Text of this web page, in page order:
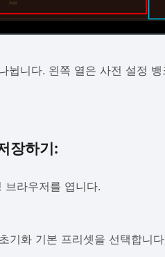
뉩니다. 왼쪽 열은 사전 설정
장하기:
브라우저를 엽니다.
기화 기본 프리셋을 선택합니